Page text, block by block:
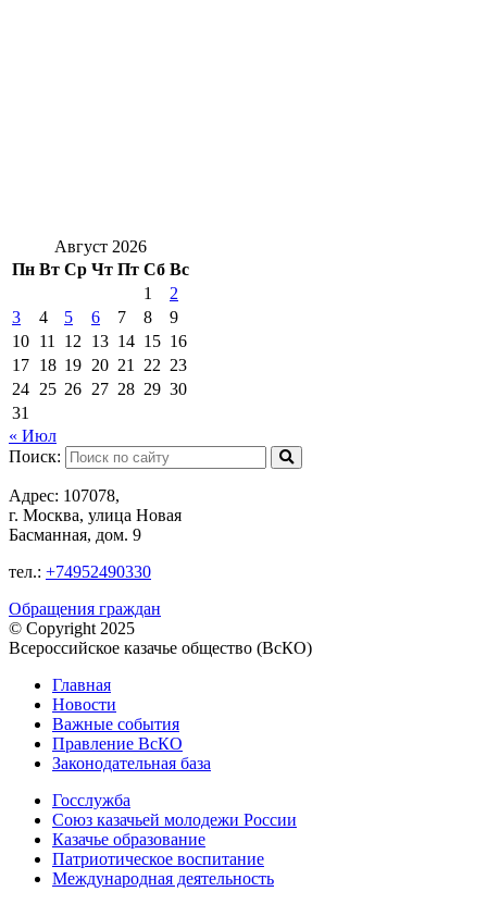
Август 2026
Пн Вт Ср Чт Пт Сб Вс
1
2
3
4 5 6 7 8
9
10 11 12 13 14 15 16
17 18 19 20 21 22 23
24 25 26 27 28 29 30
31
« Июл
Поиск:
Адрес: 107078,
г. Москва, улица Новая
Басманная, дом. 9
тел.: +74952490330
Обращения граждан
© Copyright 2025
Всероссийское казачье общество (ВсКО)
Главная
Новости
Важные события
Правление ВсКО
Законодательная база
Госслужба
Союз казачьей молодежи России
Казачье образование
Патриотическое воспитание
Международная деятельность